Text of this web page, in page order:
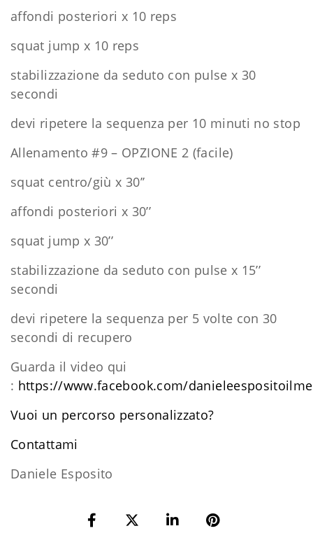
affondi posteriori x 10 reps
squat jump x 10 reps
stabilizzazione da seduto con pulse x 30
secondi
devi ripetere la sequenza per 10 minuti no stop
Allenamento #9 – OPZIONE 2 (facile)
squat centro/giù x 30’’
affondi posteriori x 30’’
squat jump x 30’’
stabilizzazione da seduto con pulse x 15’’
secondi
devi ripetere la sequenza per 5 volte con 30
secondi di recupero
Guarda il video qui
: https://www.facebook.com/
Vuoi un percorso personalizzato?
​Contattami
Daniele Esposito